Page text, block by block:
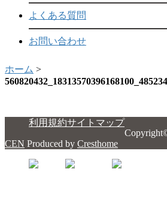
よくある質問
お問い合わせ
ホーム >
利用規約サイトマップ
CEN Produced by Cresthome